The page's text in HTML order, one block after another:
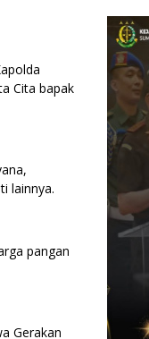
Cita bapak
lainnya.
pangan
Gerakan